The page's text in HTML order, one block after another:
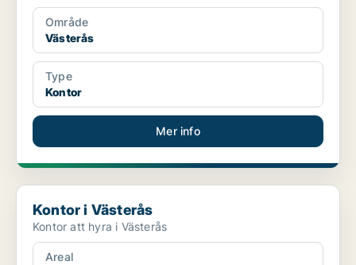
Område
Västerås
Type
Kontor
Mer info
Kontor i Västerås
Kontor i Västerås
Kontor att hyra i Västerås
Areal